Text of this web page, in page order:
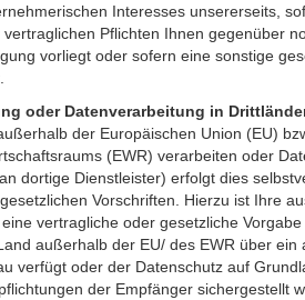
Interesses unsererseits,
Pflichten Ihnen gegenüber
vorliegt oder sofern eine sonstige
oder Datenverarbeitung in
der Europäischen Union (EU)
(EWR) verarbeiten oder
dortige Dienstleister) erfolgt dies
Vorschriften. Hierzu ist Ihre
vertragliche oder gesetzliche
außerhalb der EU/ des EWR über ein
verfügt oder der Datenschutz auf
der Empfänger sichergestellt